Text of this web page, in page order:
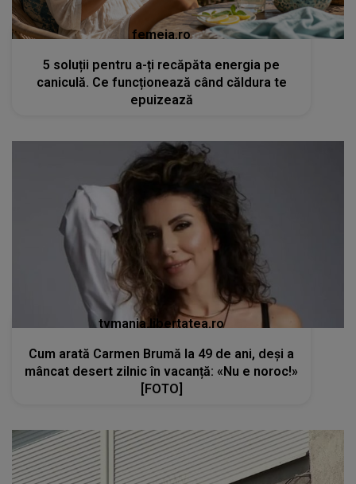
femeia.ro
5 soluții pentru a-ți recăpăta energia pe
caniculă. Ce funcționează când căldura te
epuizează
tvmania.libertatea.ro
Cum arată Carmen Brumă la 49 de ani, deși a
mâncat desert zilnic în vacanță: «Nu e noroc!»
[FOTO]